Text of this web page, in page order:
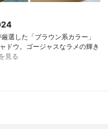
選した「ブラウン系カラー」
ドウ。ゴージャスなラメの輝き
見る